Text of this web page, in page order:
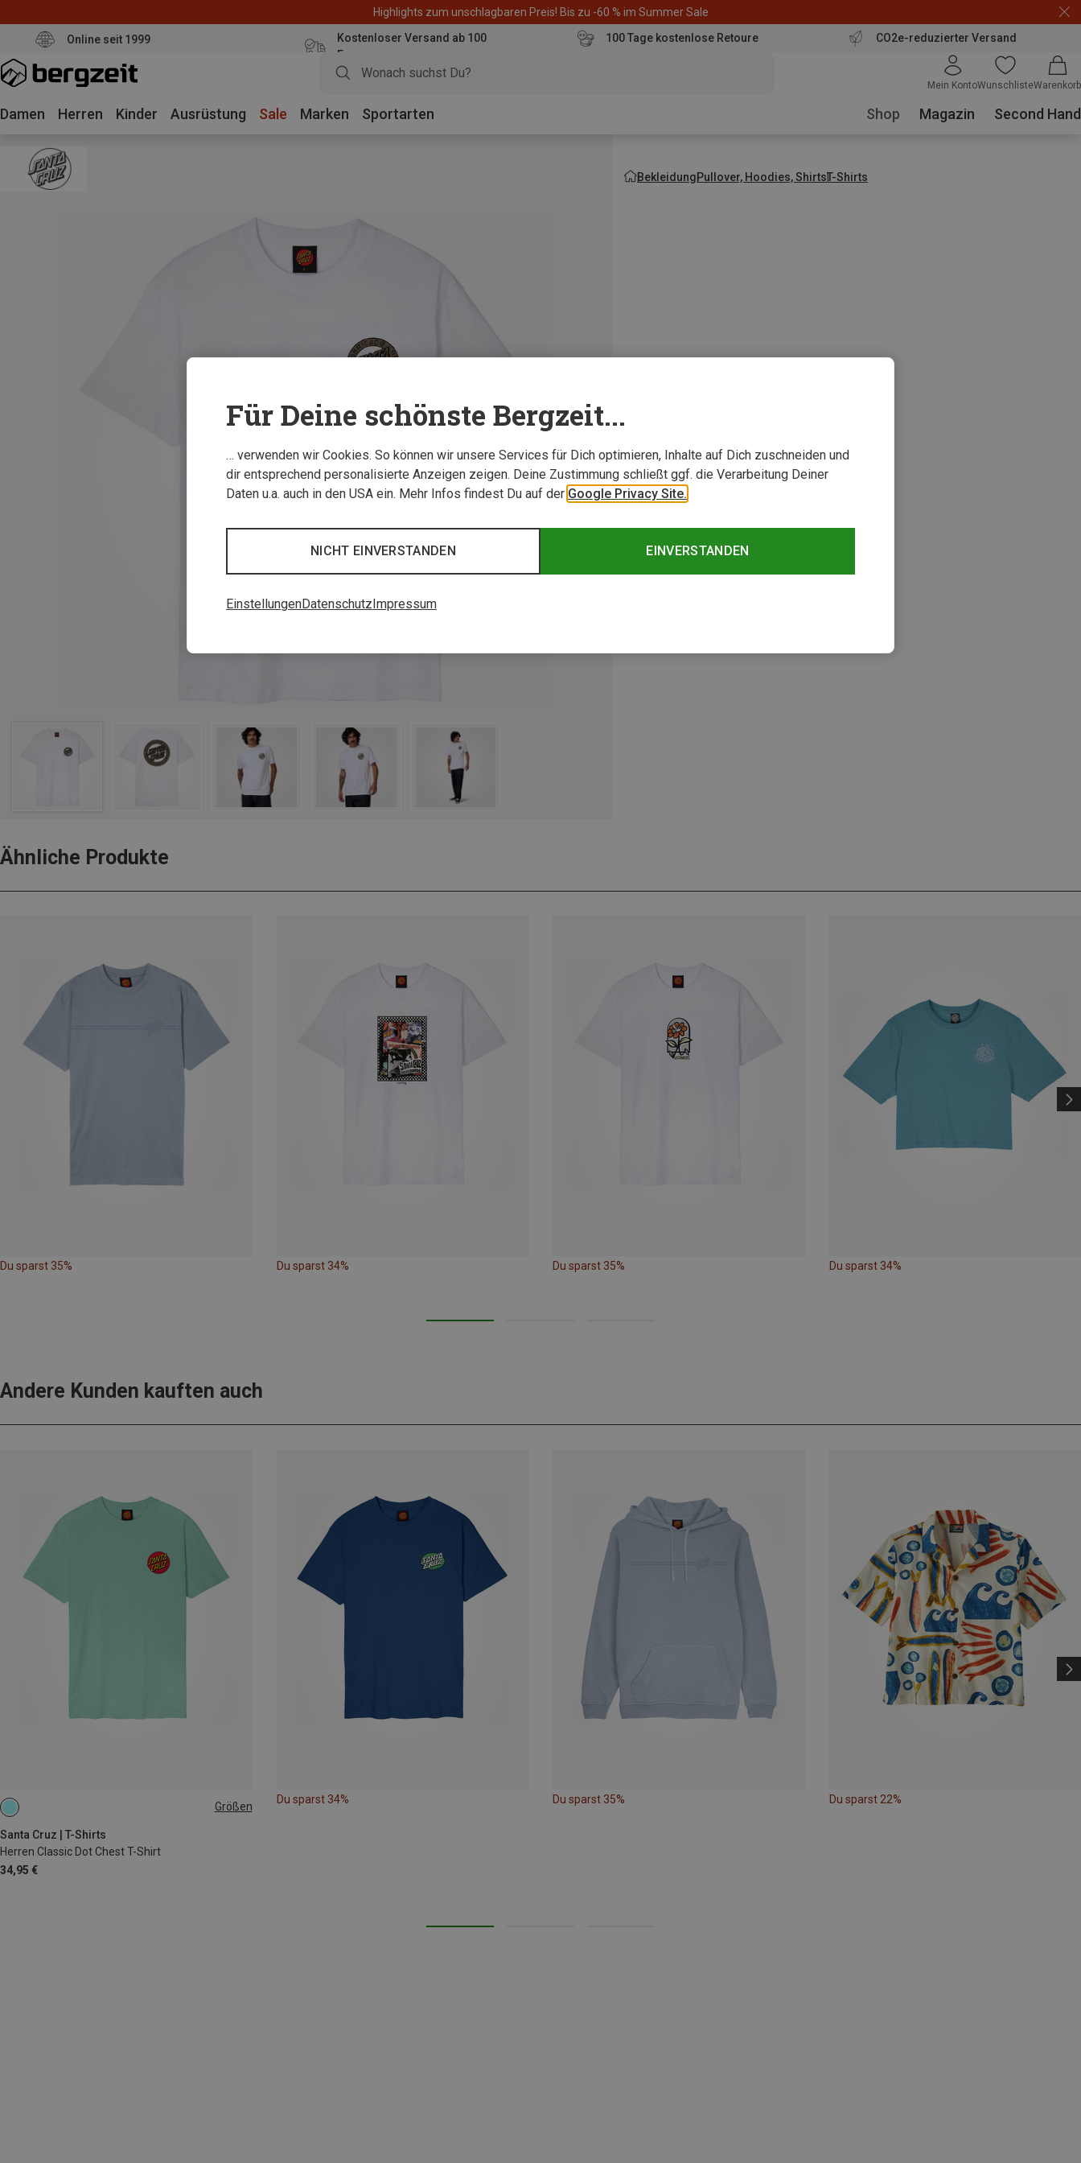
Highlights zum unschlagbaren Preis! Bis zu -60 % im Summer Sale
Online seit 1999
Kostenloser Versand ab 100
Euro
100 Tage kostenlose Retoure CO2e-reduzierter Versand
Mein KontoWunschlisteWarenkorb
Damen Herren Kinder Ausrüstung Sale Marken Sportarten Shop Magazin Second Hand
BekleidungPullover, Hoodies, ShirtsT-Shirts
Ähnliche Produkte
Du sparst 35% Du sparst 34% Du sparst 35% Du sparst 34%
Andere Kunden kauften auch
Größen
Santa Cruz | T-Shirts
Herren Classic Dot Chest T-Shirt
34,95 €
S
Du sparst 34% Du sparst 35% Du sparst 22%
Für Deine schönste Bergzeit...
… verwenden wir Cookies. So können wir unsere Services für Dich optimieren, Inhalte auf Dich zuschneiden und
dir entsprechend personalisierte Anzeigen zeigen. Deine Zustimmung schließt ggf. die Verarbeitung Deiner
Daten u.a. auch in den USA ein. Mehr Infos findest Du auf der Google Privacy Site.
EINVERSTANDEN
NICHT EINVERSTANDEN
EinstellungenDatenschutzImpressum